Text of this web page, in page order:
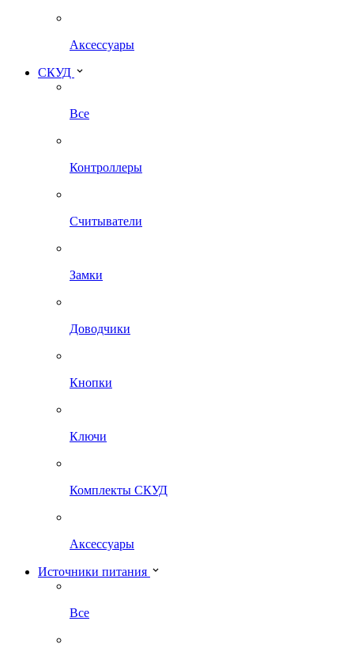
Аксессуары
СКУД
Все
Контроллеры
Считыватели
Замки
Доводчики
Кнопки
Ключи
Комплекты СКУД
Аксессуары
Источники питания
Все